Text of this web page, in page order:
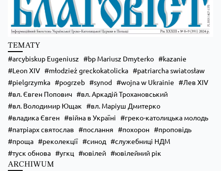
Zobacz na Facebooku · Udostępnij
TEMATY
arcybiskup Eugeniusz bp Mariusz Dmyterko
kazanie
Leon XIV
młodzież greckokatolicka
patriarcha swiatosław
pielgrzymka
pogrzeb synod wojna w Ukrainie
Лев XIV
вл. Євген Попович
вл. Аркадій Трохановський
вл. Володимир Ющак
вл. Маріуш Дмитерко
владика Євген
війна в Україні
греко-католицька молодь
патріарх святослав
послання похорон
проповідь
проща
реколекції синод
служебниці НДМ
туск обнова
угкц ювілей ювілейний рік
ARCHIWUM